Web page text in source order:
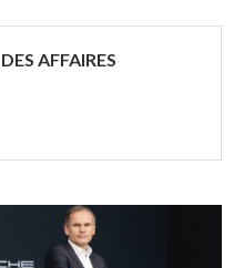
AFFAIRES